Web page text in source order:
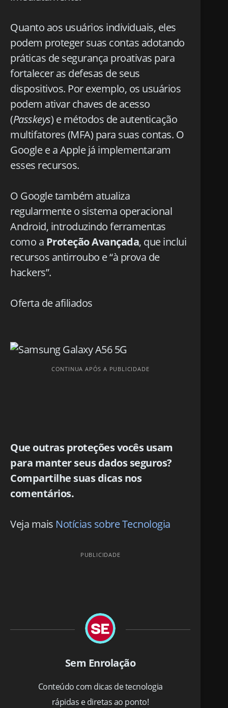
Quanto aos usuários individuais, eles
podem proteger suas contas adotando
práticas de segurança proativas para
fortalecer as defesas de seus
dispositivos. Por exemplo, os usuários
podem ativar chaves de acesso
(Passkeys) e métodos de autenticação
multifatores (MFA) para suas contas. O
Google e a Apple já implementaram
esses recursos.
O Google também atualiza
regularmente o sistema operacional
Android, introduzindo ferramentas
como a Proteção Avançada, que inclui
recursos antirroubo e “à prova de
hackers”.
Oferta de afiliados
CONTINUA APÓS A PUBLICIDADE
Que outras proteções vocês usam
para manter seus dados seguros?
Compartilhe suas dicas nos
comentários.
Veja mais Notícias sobre Tecnologia
PUBLICIDADE
Sem Enrolação
Conteúdo com dicas de tecnologia
rápidas e diretas ao ponto!